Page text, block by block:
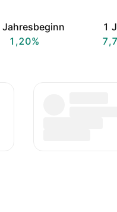
Jahresbeginn
1,20%
1